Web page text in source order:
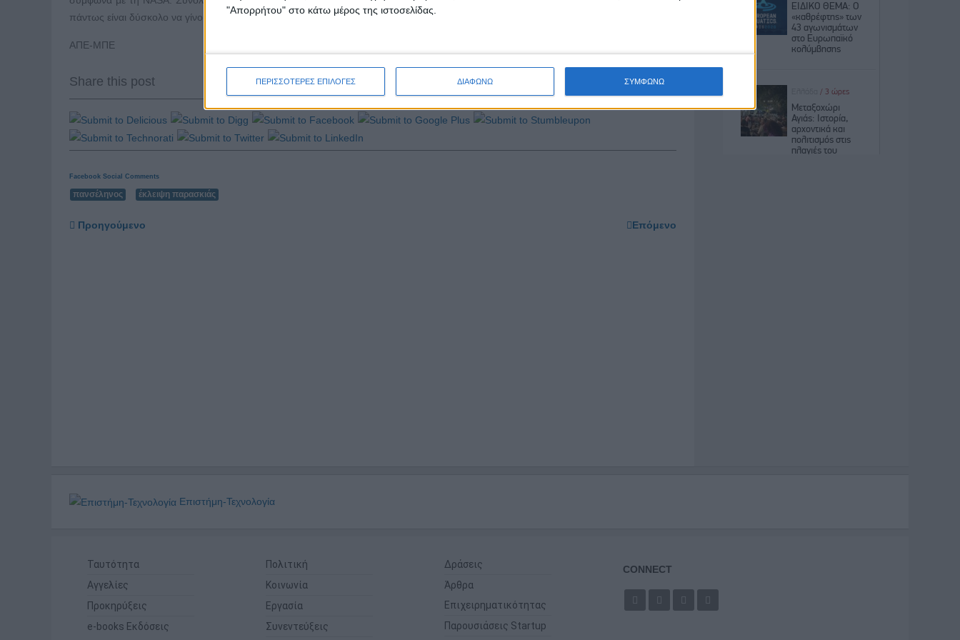
"Απορρήτου" στο κάτω μέρος της ιστοσελίδας.
ΠΕΡΙΣΣΟΤΕΡΕΣ ΕΠΙΛΟΓΕΣ ΔΙΑΦΩΝΩ ΣΥΜΦΩΝΩ
πάντως είναι δύσκολο να γίνουν αντιληπτές με γυμνά μάτια.
ΑΠΕ-ΜΠΕ
Share this post
Facebook Social Comments
πανσέληνος έκλειψη παρασκιάς
Προηγούμενο Επόμενο
Επιστήμη-Τεχνολογία
Ταυτότητα
Αγγελίες
Προκηρύξεις
e-books Εκδόσεις
Πολιτική
Κοινωνία
Εργασία
Συνεντεύξεις
Δράσεις
Άρθρα
Επιχειρηματικότητας
Παρουσιάσεις Startup
CONNECT